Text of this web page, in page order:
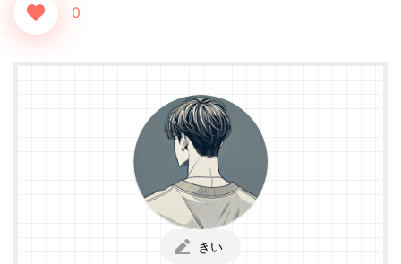
0
きい